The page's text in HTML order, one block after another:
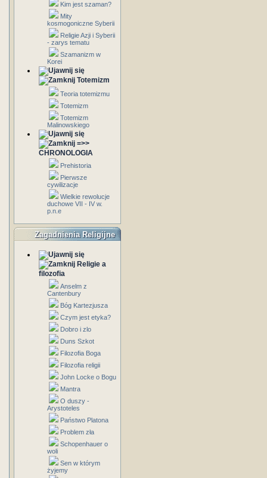
Kim jest szaman?
Mity
kosmogoniczne Syberii
Religie Azji i Syberii
- zarys tematu
Szamanizm w
Korei
Totemizm
Teoria totemizmu
Totemizm
Totemizm
Malinowskiego
=>>
CHRONOLOGIA
Prehistoria
Pierwsze
cywilizacje
Wielkie rewolucje
duchowe VII - IV w.
p.n.e
Zagadnienia Religijne
Religie a
filozofia
Anselm z
Cantenbury
Bóg Kartezjusza
Czym jest etyka?
Dobro i zlo
Duns Szkot
Filozofia Boga
Filozofia religii
John Locke o Bogu
Mantra
O duszy -
Arystoteles
Państwo Platona
Problem zła
Schopenhauer o
woli
Sen w którym
żyjemy